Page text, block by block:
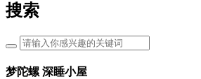
搜索
梦陀螺 深睡小屋